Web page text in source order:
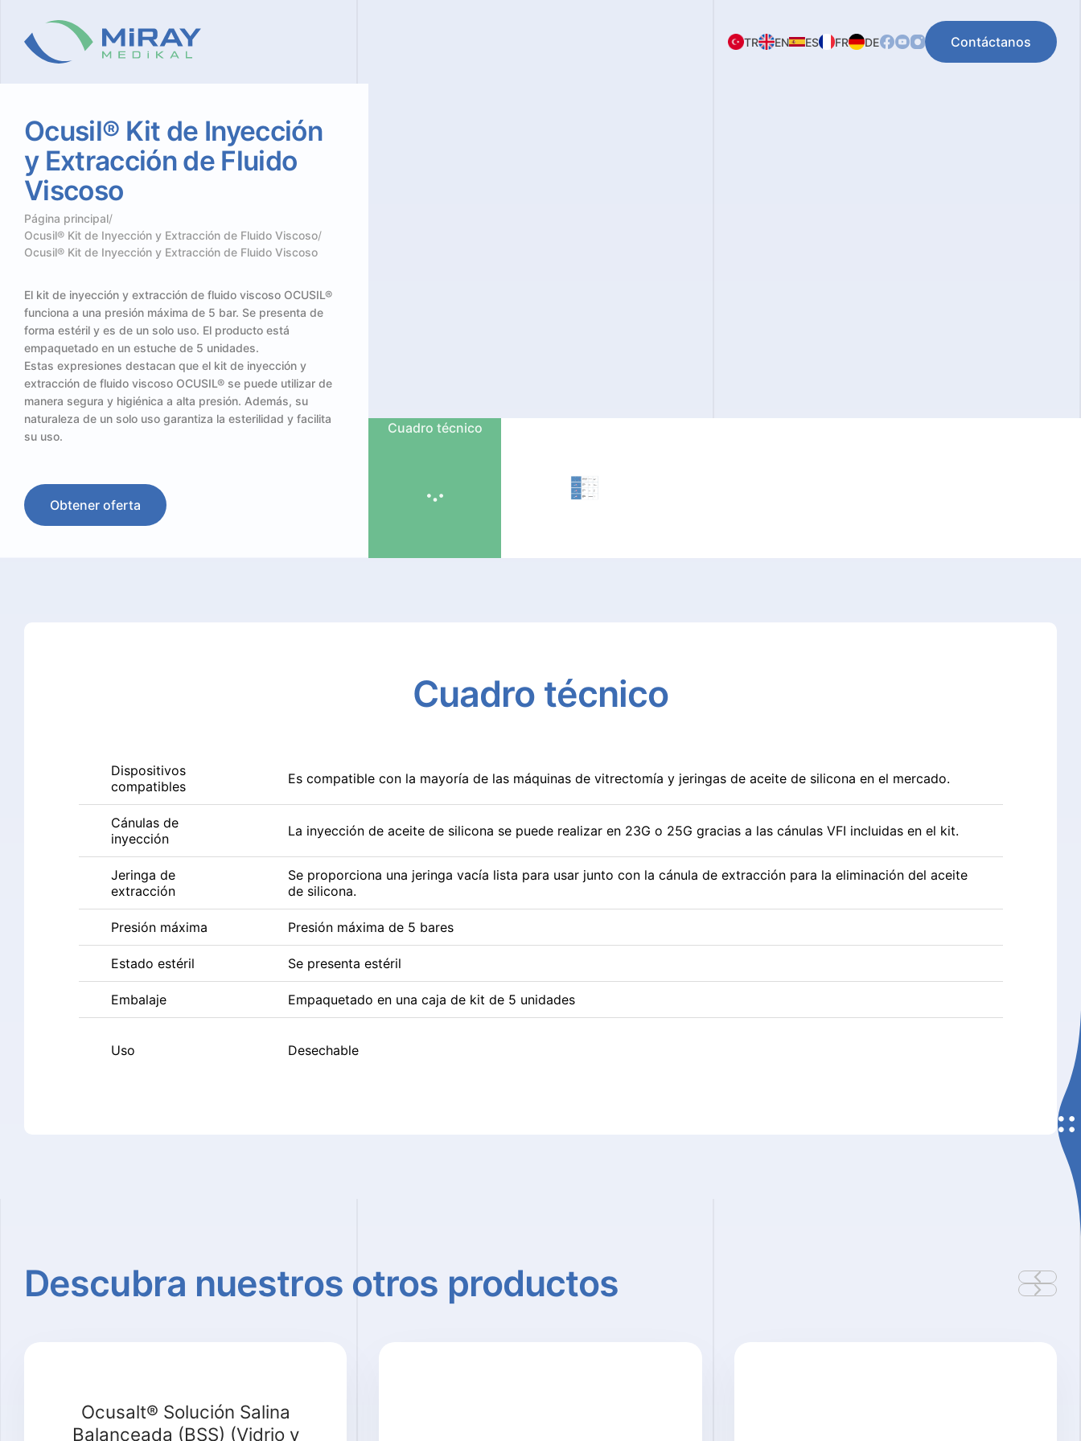
TR EN ES FR DE Contáctanos
Ocusil® Kit de Inyección
y Extracciónde Fluido
Viscoso
Página principal/
Ocusil® Kit de Inyección y Extracción de Fluido Viscoso/
Ocusil® Kit de Inyección y Extracción de Fluido Viscoso
El kit de inyección y extracción de fluido viscoso OCUSIL®
funciona a una presión máxima de 5 bar. Se presenta de
forma estéril y es de un solo uso. El producto está
empaquetado en un estuche de 5 unidades.
Estas expresiones destacan que el kit de inyección y
extracción de fluido viscoso OCUSIL® se puede utilizar de
manera segura y higiénica a alta presión. Además, su
naturaleza de un solo uso garantiza la esterilidad y facilita
su uso.
Obtener oferta
Cuadro técnico
Cuadro técnico
Dispositivos
compatibles
Es compatible con la mayoría de las máquinas de vitrectomía y jeringas de aceite de silicona en el mercado.
Cánulas de
inyección
La inyección de aceite de silicona se puede realizar en 23G o 25G gracias a las cánulas VFI incluidas en el kit.
Jeringa de
extracción
Se proporciona una jeringa vacía lista para usar junto con la cánula de extracción para la eliminación del aceite
de silicona.
Presión máxima Presión máxima de 5 bares
Estado estéril Se presenta estéril
Embalaje Empaquetado en una caja de kit de 5 unidades
Uso Desechable
Descubra nuestros otros productos
Ocusalt® Solución Salina
Balanceada (BSS) (Vidrio y
Detalle